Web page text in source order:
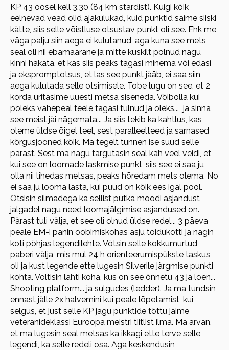
KP 43 öösel kell 3.30 (84 km stardist). Kuigi kõik
eelnevad vead olid ajakulukad, kuid punktid saime siiski
kätte, siis selle võistluse otsustav punkt oli see. Ehk me
väga palju siin aega ei kulutanud, aga kuna see mets
seal oli nii ebamäärane ja mitte kuskilt polnud nagu
kinni hakata, et kas siis peaks tagasi minema või edasi
ja ekspromptotsus, et las see punkt jääb, ei saa siin
aega kulutada selle otsimisele. Tobe lugu on see, et 2
korda üritasime uuesti metsa siseneda. Võibolla kui
poleks vahepeal teele tagasi tulnud ja oleks... ja sinna
see meist jäi nägemata... Ja siis tekib ka kahtlus, kas
oleme üldse õigel teel, sest paralleelteed ja sarnased
kõrgusjooned kõik. Ma tegelt tunnen ise süüd selle
pärast. Sest ma nagu targutasin seal kah veel veidi, et
kui see on loomade laskmise punkt, siis see ei saa ju
olla nii tihedas metsas, peaks hõredam mets olema. No
ei saa ju looma lasta, kui puud on kõik ees igal pool.
Otsisin silmadega ka sellist putka moodi asjandust
jalgadel nagu need loomajälgimise asjandused on.
Pärast tuli välja, et see oli olnud üldse redel... 3 päeva
peale EM-i panin ööbimiskohas asju toidukotti ja nägin
koti põhjas legendilehte. Võtsin selle kokkumurtud
paberi välja, mis mul 24 h orienteerumispükste taskus
oli ja kust legende ette lugesin Silverile järgmise punkti
kohta. Voltisin lahti koha, kus on see õnnetu 43 ja loen...
Shooting platform... ja sulgudes (ledder). Ja ma tundsin
ennast jälle 2x halvemini kui peale lõpetamist, kui
selgus, et just selle KP jagu punktide tõttu jäime
veteranideklassi Euroopa meistri tiitlist ilma. Ma arvan,
et ma lugesin seal metsas ka ikkagi ette terve selle
legendi, ka selle redeli osa. Aga keskendusin